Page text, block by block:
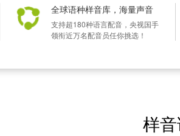
全球语种样音库，海量声音
支持超180种语言配音，央视国手
领衔近万名配音员任你挑选！
样